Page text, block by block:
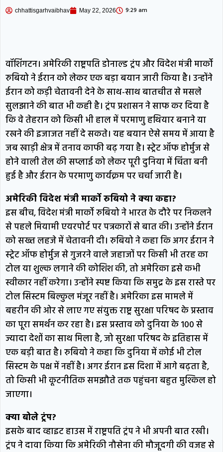
chhattisgarhvaibhav May 22, 2026 9:29 am
वॉशिंगटन। अमेरिकी राष्ट्रपति डोनाल्ड ट्रंप और विदेश मंत्री मार्को
रुबियो ने ईरान को लेकर एक बड़ा बयान जारी किया है। उन्होंने
ईरान को कड़ी चेतावनी देने के साथ-साथ बातचीत से मसले
सुलझाने की बात भी कही है। ट्रंप प्रशासन ने साफ कर दिया है
कि वे तेहरान को किसी भी हाल में परमाणु हथियार बनाने या
रखने की इजाजत नहीं दे सकते। यह बयान ऐसे समय में आया है
जब खाड़ी क्षेत्र में तनाव काफी बढ़ गया है। स्ट्रेट ऑफ होर्मुज से
होने वाली तेल की सप्लाई को लेकर पूरी दुनिया में चिंता बनी
हुई है और ईरान के परमाणु कार्यक्रम पर चर्चा जारी है।
अमेरिकी विदेश मंत्री मार्को रुबियो ने क्या कहा?
इस बीच, विदेश मंत्री मार्को रुबियो ने भारत के दौरे पर निकलने
से पहले मियामी एयरपोर्ट पर पत्रकारों से बात की। उन्होंने ईरान
को सख्त लहजे में चेतावनी दी। रुबियो ने कहा कि अगर ईरान ने
स्ट्रेट ऑफ होर्मुज से गुजरने वाले जहाजों पर किसी भी तरह का
टोल या शुल्क लगाने की कोशिश की, तो अमेरिका इसे कभी
स्वीकार नहीं करेगा। उन्होंने स्पष्ट किया कि समुद्र के इस रास्ते पर
टोल सिस्टम बिल्कुल मंजूर नहीं है। अमेरिका इस मामले में
बहरीन की ओर से लाए गए संयुक्त राष्ट्र सुरक्षा परिषद के प्रस्ताव
का पूरा समर्थन कर रहा है। इस प्रस्ताव को दुनिया के 100 से
ज्यादा देशों का साथ मिला है, जो सुरक्षा परिषद के इतिहास में
एक बड़ी बात है। रुबियो ने कहा कि दुनिया में कोई भी टोल
सिस्टम के पक्ष में नहीं है। अगर ईरान इस दिशा में आगे बढ़ता है,
तो किसी भी कूटनीतिक समझौते तक पहुंचना बहुत मुश्किल हो
जाएगा।
क्या बोले ट्रंप?
इसके बाद व्हाइट हाउस में राष्ट्रपति ट्रंप ने भी अपनी बात रखी।
ट्रंप ने दावा किया कि अमेरिकी नौसेना की मौजूदगी की वजह से